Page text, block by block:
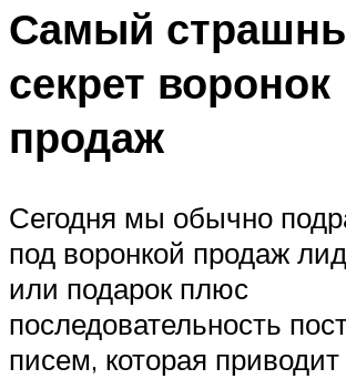
Самый
секрет воронок
продаж
Сегодня мы обычно
под воронкой продаж
или подарок плюс
последовательность
писем, которая приводит